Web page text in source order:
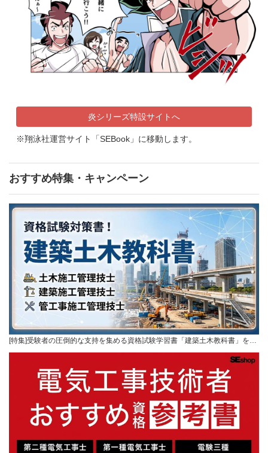
炎シリーズ特設サイトへ
※翔泳社運営サイト「SEBook」に移動します。
おすすめ特集・キャンペーン
[特集]受験者の圧倒的な支持を集める資格試験学習書「建築土木教科書」を…